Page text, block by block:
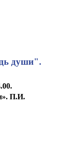
души".
П.И.